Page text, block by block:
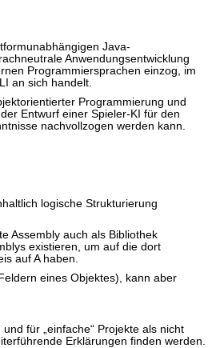
Java-
Anwendungsentwicklung
Programmiersprachen einzog, im
an sich handelt.
Programmierung und
Entwurf einer Spieler-KI für den
nachvollzogen werden kann.
logische Strukturierung
Assembly auch als Bibliothek
existieren, um auf die dort
auf A haben.
eines Objektes), kann aber
für „einfache“ Projekte als nicht
Erklärungen finden werden.